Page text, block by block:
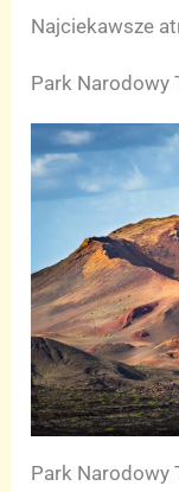
Najciekawsze
Park Narodowy
Park Narodowy